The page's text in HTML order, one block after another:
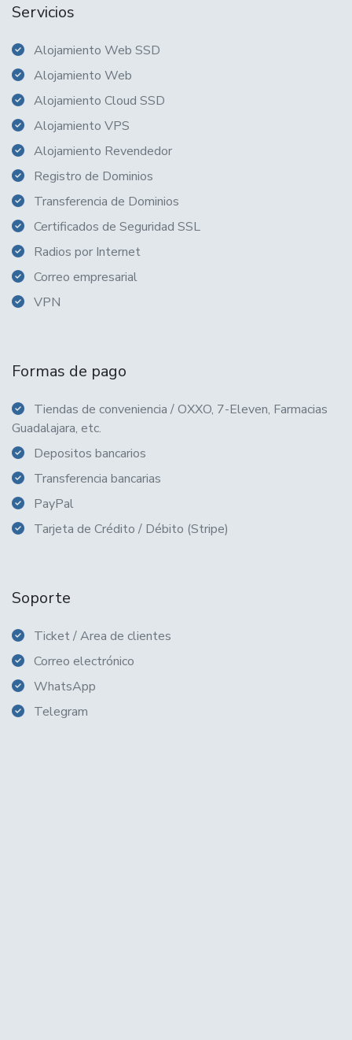
Servicios
Alojamiento Web SSD
Alojamiento Web
Alojamiento Cloud SSD
Alojamiento VPS
Alojamiento Revendedor
Registro de Dominios
Transferencia de Dominios
Certificados de Seguridad SSL
Radios por Internet
Correo empresarial
VPN
Formas de pago
Tiendas de conveniencia / OXXO, 7-Eleven, Farmacias
Guadalajara, etc.
Depositos bancarios
Transferencia bancarias
PayPal
Tarjeta de Crédito / Débito (Stripe)
Soporte
Ticket / Area de clientes
Correo electrónico
WhatsApp
Telegram